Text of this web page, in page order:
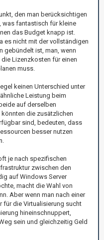
den man berücksichtigen
was fantastisch für kleine
das Budget knapp ist.
es nicht mit der vollständigen
gebündelt ist, man, wenn
Lizenzkosten für einen
muss.
keinen Unterschied unter
Leistung beim
auf derselben
die zusätzlichen
sind, bedeuten, dass
besser nutzen
je nach spezifischen
zwischen den
auf Windows Server
macht die Wahl von
Aber wenn man nach einer
für die Virtualisierung sucht
hineinschnuppert,
sein und gleichzeitig Geld